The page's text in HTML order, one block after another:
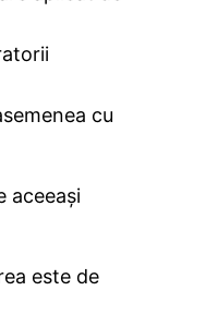
cu
aceeaşi
este de